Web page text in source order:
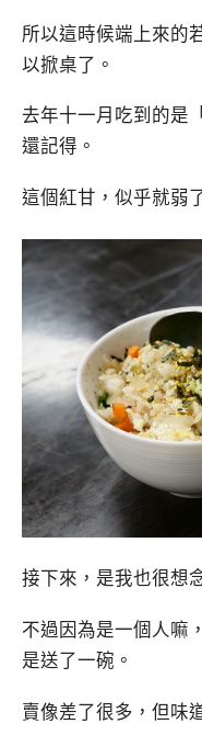
所以這時候端上來的
以掀桌了。
去年十一月吃到的是
還記得。
這個紅甘，似乎就弱
接下來，是我也很想
不過因為是一個人嘛
是送了一碗。
賣像差了很多，但味